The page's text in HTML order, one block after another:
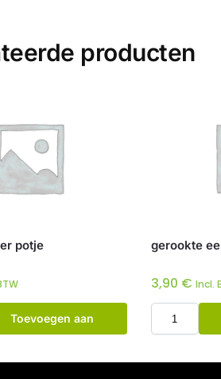
producten
potje
Toevoegen aan
gerookte
3,90 € Incl.